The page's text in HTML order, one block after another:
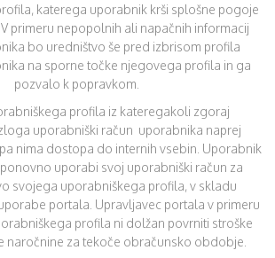
katerega uporabnik krši splošne pogoje
primeru nepopolnih ali napačnih informacij
bo uredništvo še pred izbrisom profila
na sporne točke njegovega profila in ga
pozvalo k popravkom.
profila iz kateregakoli zgoraj
uporabniški račun uporabnika naprej
nima dostopa do internih vsebin. Uporabnik
uporabi svoj uporabniški račun za
svojega uporabniškega profila, v skladu
portala. Upravljavec portala v primeru
profila ni dolžan povrniti stroške
naročnine za tekoče obračunsko obdobje.